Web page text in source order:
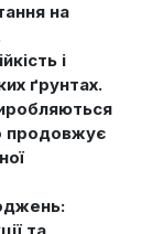
на
і
ґрунтах.
продовжує